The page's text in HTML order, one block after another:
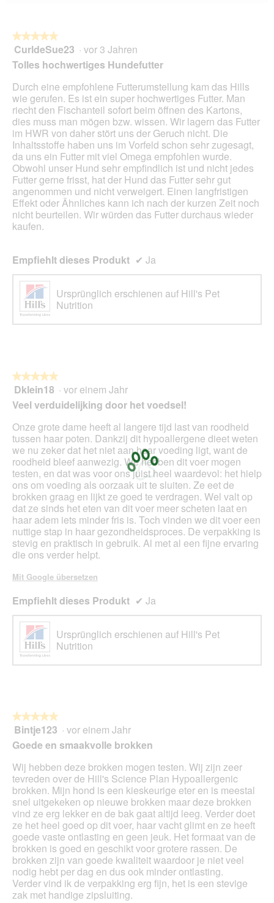
★★★★★
★★★★★
5
5
Sternen.
CurldeSue23 · vor 3 Jahren
Tolles hochwertiges Hundefutter
Durch eine empfohlene Futterumstellung kam das Hills
wie gerufen. Es ist ein super hochwertiges Futter. Man
riecht den Fischanteil sofort beim öffnen des Kartons,
dies muss man mögen bzw. wissen. Wir lagern das Futter
im HWR von daher stört uns der Geruch nicht. Die
Inhaltsstoffe haben uns im Vorfeld schon sehr zugesagt,
da uns ein Futter mit viel Omega empfohlen wurde.
Obwohl unser Hund sehr empfindlich ist und nicht jedes
Futter gerne frisst, hat der Hund das Futter sehr gut
angenommen und nicht verweigert. Einen langfristigen
Effekt oder Ähnliches kann ich nach der kurzen Zeit noch
nicht beurteilen. Wir würden das Futter durchaus wieder
kaufen.
Empfiehlt dieses Produkt ✔ Ja
Ursprünglich erschienen auf Hill's Pet
Nutrition
★★★★★
★★★★★
5
5
Sternen.
Dklein18 · vor einem Jahr
Veel verduidelijking door het voedsel!
Onze grote dame heeft al langere tijd last van roodheid
tussen haar poten. Dankzij dit hypoallergene dieet weten
we nu zeker dat het niet aan haar voeding ligt, want de
roodheid bleef aanwezig. We hebben dit voer mogen
testen, en dat was voor ons juist heel waardevol: het hielp
ons om voeding als oorzaak uit te sluiten. Ze eet de
brokken graag en lijkt ze goed te verdragen. Wel valt op
dat ze sinds het eten van dit voer meer scheten laat en
haar adem iets minder fris is. Toch vinden we dit voer een
nuttige stap in haar gezondheidsproces. De verpakking is
stevig en praktisch in gebruik. Al met al een fijne ervaring
die ons verder helpt.
Mit Google übersetzen
Empfiehlt dieses Produkt ✔ Ja
Ursprünglich erschienen auf Hill's Pet
Nutrition
★★★★★
★★★★★
5
von
Sternen.
Bintje123 · vor einem Jahr
Goede en smaakvolle brokken
Wij hebben deze brokken mogen testen. Wij zijn zeer
tevreden over de Hill's Science Plan Hypoallergenic
brokken. Mijn hond is een kieskeurige eter en is meestal
snel uitgekeken op nieuwe brokken maar deze brokken
vind ze erg lekker en de bak gaat altijd leeg. Verder doet
ze het heel goed op dit voer, haar vacht glimt en ze heeft
goede vaste ontlasting en geen jeuk. Het formaat van de
brokken is goed en geschikt voor grotere rassen. De
brokken zijn van goede kwaliteit waardoor je niet veel
nodig hebt per dag en dus ook minder ontlasting.
Verder vind ik de verpakking erg fijn, het is een stevige
zak met handige zipsluiting.